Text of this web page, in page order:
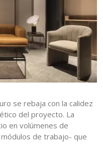
se rebaja con la calidez
del proyecto. La
en volúmenes de
de trabajo- que